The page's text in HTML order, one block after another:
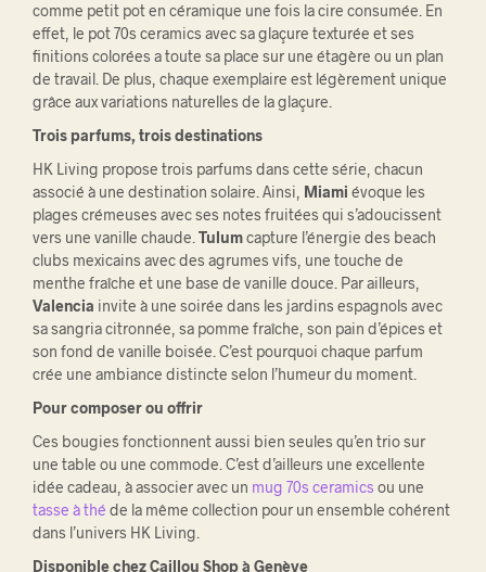
comme petit pot en céramique une fois la cire consumée. En
effet, le pot 70s ceramics avec sa glaçure texturée et ses
finitions colorées a toute sa place sur une étagère ou un plan
de travail. De plus, chaque exemplaire est légèrement unique
grâce aux variations naturelles de la glaçure.
Trois parfums, trois destinations
HK Living propose trois parfums dans cette série, chacun
associé à une destination solaire. Ainsi, Miami évoque les
plages crémeuses avec ses notes fruitées qui s’adoucissent
vers une vanille chaude. Tulumcapture l’énergie des beach
clubs mexicains avec des agrumes vifs, une touche de
menthe fraîche et une base de vanille douce. Par ailleurs,
Valencia invite à une soirée dans les jardins espagnols avec
sa sangria citronnée, sa pomme fraîche, son pain d’épices et
son fond de vanille boisée. C’est pourquoi chaque parfum
crée une ambiance distincte selon l’humeur du moment.
Pour composer ou offrir
Ces bougies fonctionnent aussi bien seules qu’en trio sur
une table ou une commode. C’est d’ailleurs une excellente
idée cadeau, à associer avec un mug 70s ceramics ou une
tasse à thé de la même collection pour un ensemble cohérent
dans l’univers HK Living.
Disponible chez Caillou Shop à Genève